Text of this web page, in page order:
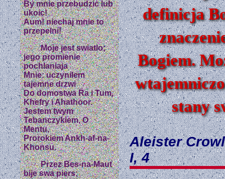
By mnie przebudzic lub
ukoic!
Aum! niechaj mnie to
przepelni!
Moje jest swiatlo;
jego promienie
pochlaniaja
Mnie: uczynilem
tajemne drzwi
Do domostwa Ra i Tum,
Khefry i Ahathoor.
Jestem twym
Tebanczykiem, O
Mentu,
Prorokiem Ankh-af-na-
Khonsu.
Przez Bes-na-Maut
bije swa piers;
definicja
Bogiem.
stany
Aleister
I, 4